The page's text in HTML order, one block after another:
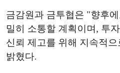
금감원과 금투협은 "향후
밀히 소통할 계획이며, 투
신뢰 제고를 위해 지속적
밝혔다.